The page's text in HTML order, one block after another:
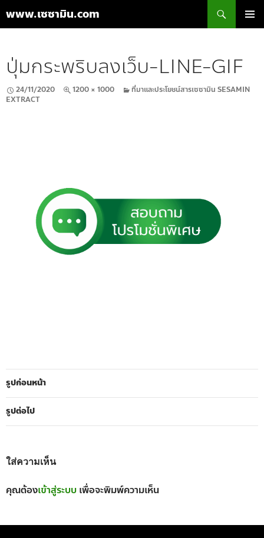
www.เซซามิน.com
เนื้อหา
ปุ่มกระพริบลงเว็บ-LINE-GIF
24/11/2020 1200 × 1000
ที่มาและประโยชน์สารเซซามิน SESAMIN
EXTRACT
รูปก่อนหน้า
รูปต่อไป
ใส่ความเห็น
คุณต้องเข้าสู่ระบบ เพื่อจะพิมพ์ความเห็น